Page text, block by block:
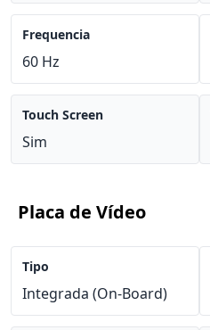
Frequencia
60 Hz
Touch Screen
Sim
Placa de Vídeo
Tipo
Integrada (On-Board)